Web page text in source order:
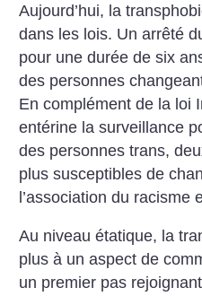
Aujourd’hui, la
dans les lois. Un arrêté
pour une durée de six
des personnes
En complément de la loi
entérine la surveillance
des personnes trans,
plus susceptibles de
l’association du racisme
Au niveau étatique, la
plus à un aspect de
un premier pas